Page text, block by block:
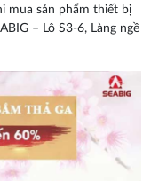
mua sản phẩm thiết bị
– Lô S3-6, Làng ngề